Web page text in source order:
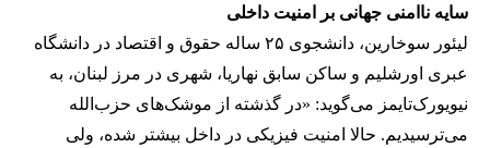
سایه ناامنی جهانی بر امنیت داخلی
لیئور سوخارین، دانشجوی ۲۵ ساله حقوق و اقتصاد در دانشگاه
عبری اورشلیم و ساکن سابق نهاریا، شهری در مرز لبنان، به
نیویورک‌تایمز می‌گوید: «در گذشته از موشک‌های حزب‌الله
می‌ترسیدیم. حالا امنیت فیزیکی در داخل بیشتر شده، ولی